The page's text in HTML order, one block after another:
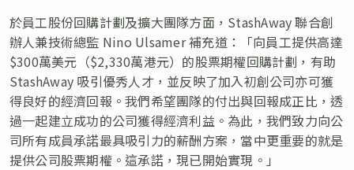
於員工股份回購計劃及擴大團隊方面，StashAway 聯合創
辦人兼技術總監 Nino Ulsamer補充道：「向員工提供高達
$300萬美元（$2,330萬港元）的股票期權回購計劃，有助
StashAway 吸引優秀人才，並反映了加入初創公司亦可獲
得良好的經濟回報。我們希望團隊的付出與回報成正比，透
過一起建立成功的公司獲得經濟利益。為此，我們致力向公
司所有成員承諾最具吸引力的薪酬方案，當中更重要的就是
提供公司股票期權。這承諾，現已開始實現。」